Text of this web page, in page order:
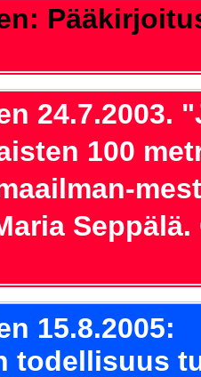
24.7.2003.
100
-
15.8.2005:
todellisuus